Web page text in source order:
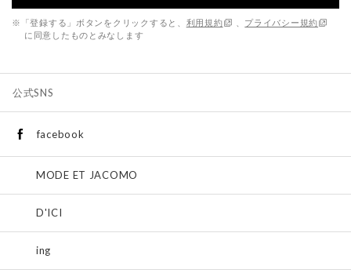
※「登録する」ボタンをクリックすると、 利用規約
プライバシー規約
に同意したものとみなします
公式SNS
facebook
MODE ET JACOMO
D'ICI
ing